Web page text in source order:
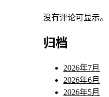
没有评论可显示。
归档
2026年7月
2026年6月
2026年5月